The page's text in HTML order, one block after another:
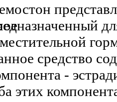
средство
-
этих